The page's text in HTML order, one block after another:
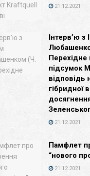
21.12.2021
Інтерв’ю з
Перехідне
підсумок
відповідь
гібридної
21.12.2021
Памфлет
“нового
21.12.2021